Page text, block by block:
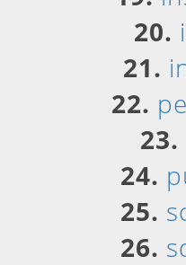
20.
21.
22.
23.
24.
25.
26.